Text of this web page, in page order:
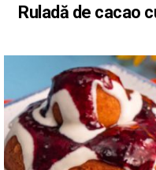
Ruladă de cacao